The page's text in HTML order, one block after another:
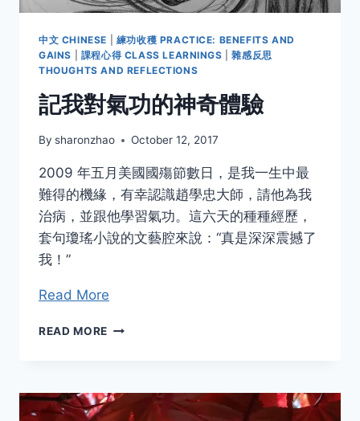
中文 CHINESE
練功收穫 PRACTICE: BENEFITS AND
GAINS
課程心得 CLASS LEARNINGS |雜感反思
THOUGHTS AND REFLECTIONS
記我對氣功的神奇體驗
By sharonzhao October 12, 2017
2009 年五月美國國殤節數日，是我一生中最
難得的機緣，有幸認識趙學忠大師，請他為我
治病，並跟他學習氣功。這六天的種種經歷，
套句瓊瑤小說的文藝腔來說：“真是深深震撼了
我！”
Read More
READ MORE 記
功
的